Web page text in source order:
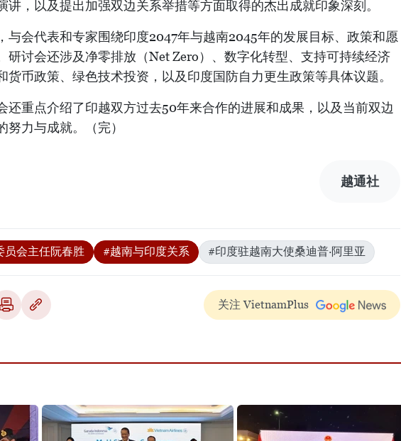
讲，以及提出加强双边关系举措等方面取得的杰出成就印象深刻。
与会代表和专家围绕印度2047年与越南2045年的发展目标、政策和愿
研讨会还涉及净零排放（Net Zero）、数字化转型、支持可持续经济
货币政策、绿色技术投资，以及印度国防自力更生政策等具体议题。
还重点介绍了印越双方过去50年来合作的进展和成果，以及当前双边
努力与成就。（完）
越通社
员会主任阮春胜 #越南与印度关系 #印度驻越南大使桑迪普·阿里亚
关注 VietnamPlus